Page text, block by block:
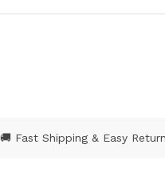
🚚 Fast Shipping & Easy